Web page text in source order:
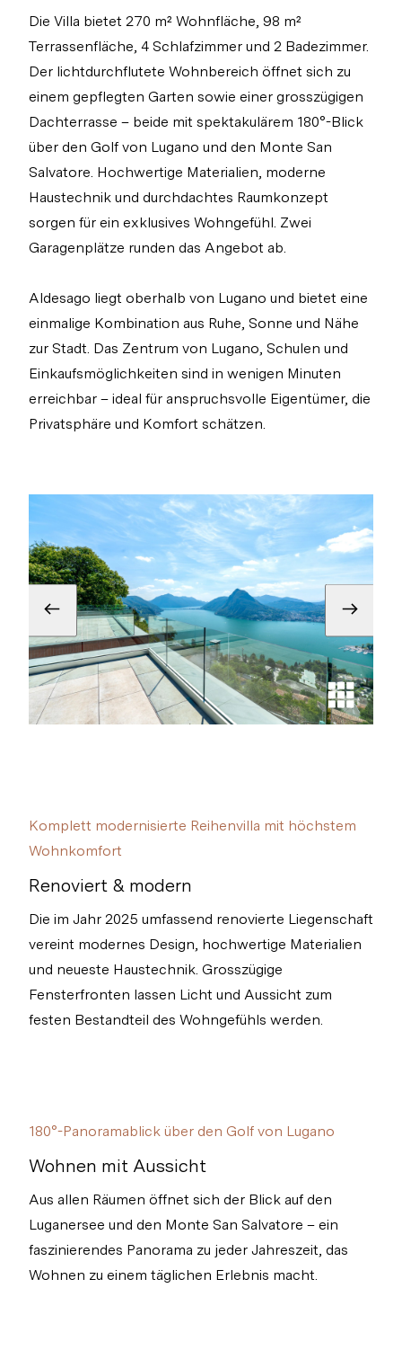
Die Villa bietet 270 m² Wohnfläche, 98 m²
Terrassenfläche, 4 Schlafzimmer und 2 Badezimmer.
Der lichtdurchflutete Wohnbereich öffnet sich zu
einem gepflegten Garten sowie einer grosszügigen
Dachterrasse – beide mit spektakulärem 180°-Blick
über den Golf von Lugano und den Monte San
Salvatore. Hochwertige Materialien, moderne
Haustechnik und durchdachtes Raumkonzept
sorgen für ein exklusives Wohngefühl. Zwei
Garagenplätze runden das Angebot ab.
Aldesago liegt oberhalb von Lugano und bietet eine
einmalige Kombination aus Ruhe, Sonne und Nähe
zur Stadt. Das Zentrum von Lugano, Schulen und
Einkaufsmöglichkeiten sind in wenigen Minuten
erreichbar – ideal für anspruchsvolle Eigentümer, die
Privatsphäre und Komfort schätzen.
Komplett modernisierte Reihenvilla mit höchstem
Wohnkomfort
Renoviert & modern
Die im Jahr 2025 umfassend renovierte Liegenschaft
vereint modernes Design, hochwertige Materialien
und neueste Haustechnik. Grosszügige
Fensterfronten lassen Licht und Aussicht zum
festen Bestandteil des Wohngefühls werden.
180°-Panoramablick über den Golf von Lugano
Wohnen mit Aussicht
Aus allen Räumen öffnet sich der Blick auf den
Luganersee und den Monte San Salvatore – ein
faszinierendes Panorama zu jeder Jahreszeit, das
Wohnen zu einem täglichen Erlebnis macht.